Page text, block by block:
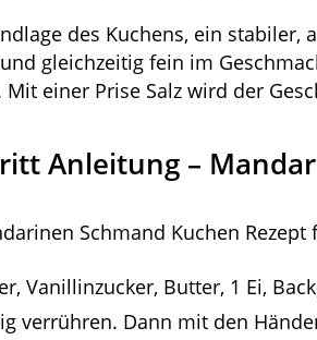
des Kuchens, ein stabiler,
gleichzeitig fein im
Mit einer Prise Salz wird der
Anleitung –
Schmand Kuchen
Vanillinzucker, Butter, 1 Ei,
verrühren. Dann mit den